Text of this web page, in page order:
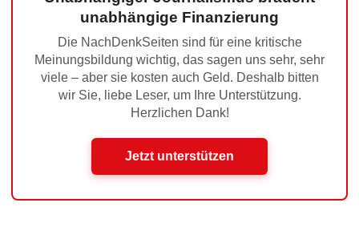
unabhängige Finanzierung
Die NachDenkSeiten sind für eine kritische
Meinungsbildung wichtig, das sagen uns sehr, sehr
viele – aber sie kosten auch Geld. Deshalb bitten
wir Sie, liebe Leser, um Ihre Unterstützung.
Herzlichen Dank!
Jetzt unterstützen